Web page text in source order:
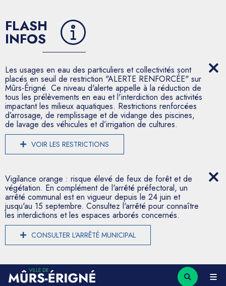
FLASH
INFOS
Les usages en eau des particuliers et collectivités sont
placés en seuil de restriction "ALERTE RENFORCÉE" sur
Mûrs-Érigné. Ce niveau d'alerte appelle à la réduction de
tous les prélèvements en eau et l'interdiction des activités
impactant les milieux aquatiques. Restrictions renforcées
d’arrosage, de remplissage et de vidange des piscines,
de lavage des véhicules et d’irrigation de cultures.
VOIR LES RESTRICTIONS
Vigilance orange : risque élevé de feux de forêt et de
végétation. En complément de l'arrêté préfectoral, un
arrêté communal est en vigueur depuis le 24 juin et
jusqu'au 15 septembre. Consultez l'arrêté pour connaître
les interdictions et les espaces arborés concernés.
CONSULTER L'ARRÊTÉ MUNICIPAL